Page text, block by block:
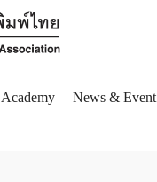
Academy News & Event